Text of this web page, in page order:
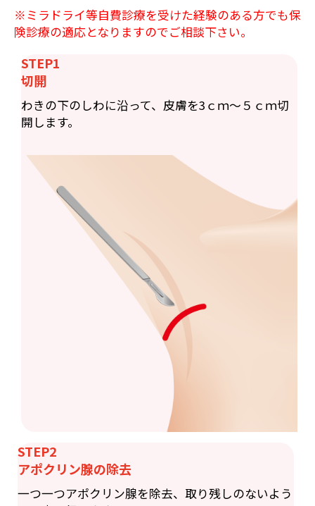
※ミラドライ等自費診療を受けた経験のある方でも保
険診療の適応となりますのでご相談下さい。
STEP1
切開
わきの下のしわに沿って、皮膚を3ｃｍ〜５ｃｍ切
開します。
STEP2
アポクリン腺の除去
一つ一つアポクリン腺を除去、取り残しのないよう